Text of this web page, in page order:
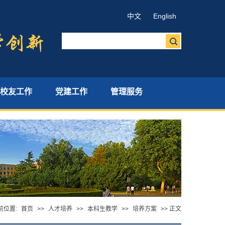
中文 English
校友工作 党建工作 管理服务
位置: 首页 >> 人才培养 >> 本科生教学 >> 培养方案 >> 正文